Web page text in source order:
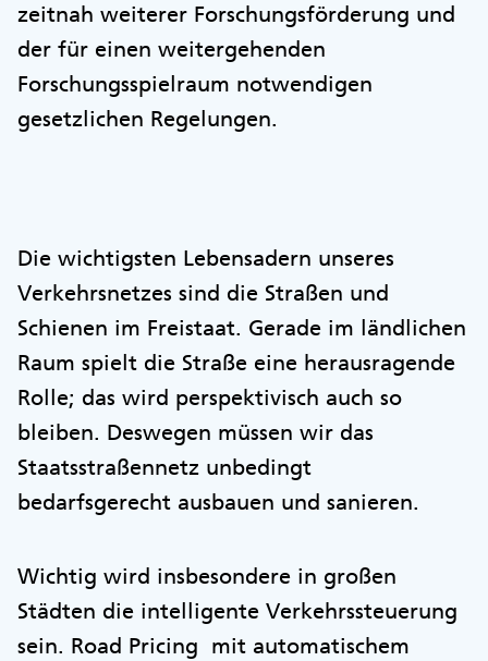
zeitnah weiterer Forschungsförderung und
der für einen weitergehenden
Forschungsspielraum notwendigen
gesetzlichen Regelungen.
Die wichtigsten Lebensadern unseres
Verkehrsnetzes sind die Straßen und
Schienen im Freistaat. Gerade im ländlichen
Raum spielt die Straße eine herausragende
Rolle; das wird perspektivisch auch so
bleiben. Deswegen müssen wir das
Staatsstraßennetz unbedingt
bedarfsgerecht ausbauen und sanieren.
Wichtig wird insbesondere in großen
Städten die intelligente Verkehrssteuerung
sein. Road Pricing mit automatischem